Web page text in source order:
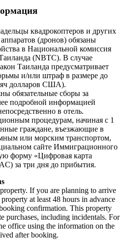
квадрокоптеров и других
(дронов) обязаны
в Национальной комиссия
(NBTC). В случае
Таиланда предусматривает
и/или штраф в размере до
долларов США).
обязательные сборы за
подробной информацией
в отель.
процедурам, начиная с 1
граждане, въезжающие в
или морским транспортом,
сайте Иммиграционного
форму «Цифровая карта
за три дня до прибытия.
If you are planning to arrive
at least 48 hours in advance
confirmation. This property
purchases, including incidentals. For
office using the information on the
after booking.